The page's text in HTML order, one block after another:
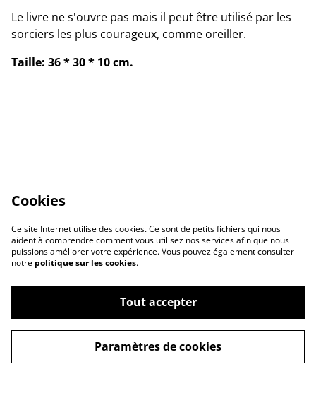
Le livre ne s'ouvre pas mais il peut être utilisé par les
sorciers les plus courageux, comme oreiller.
Taille: 36 * 30 * 10 cm.
Privacy Policy
Cookie Policy
Conditions générales
Cookies
Ce site Internet utilise des cookies. Ce sont de petits fichiers qui nous
aident à comprendre comment vous utilisez nos services afin que nous
puissions améliorer votre expérience. Vous pouvez également consulter
notre politique sur les cookies.
Tout accepter
Paramètres de cookies